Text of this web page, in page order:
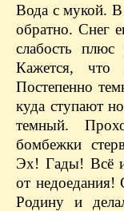
Вода с мукой. В
обратно. Снег
слабость
Кажется,
Постепенно
куда ступают
темный.
бомбежки
Эх! Гады! Всё
от недоедания!
Родину и